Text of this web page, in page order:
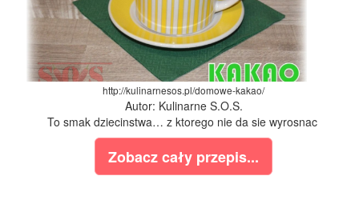
http://kulinarnesos.pl/domowe-kakao/
Autor: Kulinarne S.O.S.
To smak dziecinstwa… z ktorego nie da sie wyrosnac
Zobacz cały przepis...